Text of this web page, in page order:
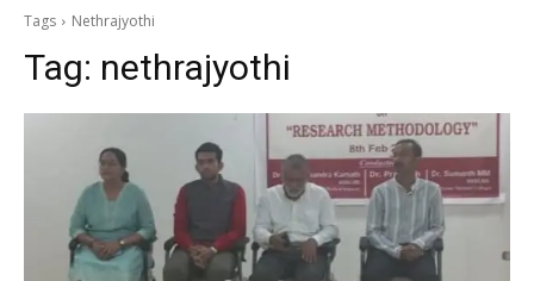
Tags Nethrajyothi
Tag: nethrajyothi